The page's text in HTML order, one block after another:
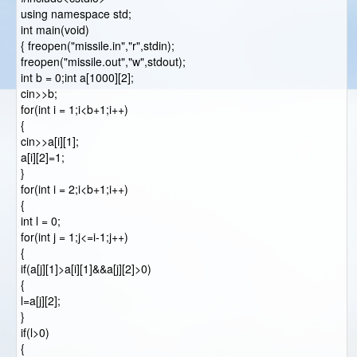
using namespace std;
int main(void)
{ freopen("missile.in","r",stdin);
freopen("missile.out","w",stdout);
int b = 0;int a[1000][2];
cin>>b;
for(int i = 1;i<b+1;i++)
{
cin>>a[i][1];
a[i][2]=1;
}
for(int i = 2;i<b+1;i++)
{
int l = 0;
for(int j = 1;j<=i-1;j++)
{
if(a[j][1]>a[i][1]&&a[j][2]>0)
{
l=a[j][2];
}
if(l>0)
{